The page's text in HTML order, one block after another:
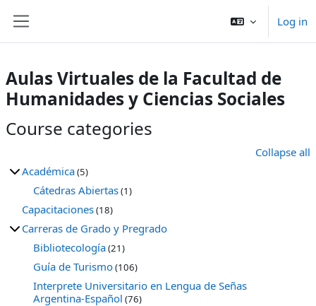
Log in
Aulas Virtuales de la Facultad de
Humanidades y Ciencias Sociales
Course categories
Collapse all
Académica(5)
Cátedras Abiertas(1)
Capacitaciones(18)
Carreras de Grado y Pregrado
Bibliotecología(21)
Guía de Turismo(106)
Interprete Universitario en Lengua de Señas
Argentina-Español (76)